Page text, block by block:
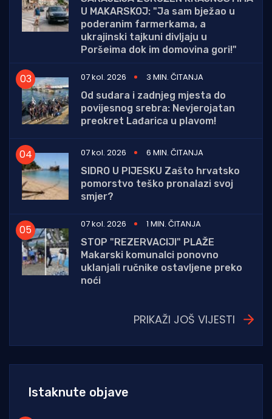
U MAKARSKOJ: "Ja sam bježao u
poderanim farmerkama, a
ukrajinski tajkuni divljaju u
Poršeima dok im domovina gori!"
07 kol. 2026
3 MIN. ČITANJA
Od sudara i zadnjeg mjesta do
povijesnog srebra: Nevjerojatan
preokret Lađarica u plavom!
07 kol. 2026
6 MIN. ČITANJA
SIDRO U PIJESKU Zašto hrvatsko
pomorstvo teško pronalazi svoj
smjer?
07 kol. 2026
1 MIN. ČITANJA
STOP "REZERVACIJI" PLAŽE
Makarski komunalci ponovno
uklanjali ručnike ostavljene preko
noći
PRIKAŽI JOŠ VIJESTI
Istaknute objave